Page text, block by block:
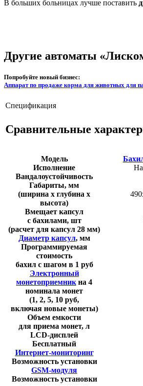
В больших больницах лучше поставить
Другие автоматы
Попробуйте новый бизнес:
Аппарат по продаже корма для животных для
Спецификация
Сравнительные
Модель
Исполнение
Вандалоустойчивость
Габариты, мм
(ширина х глубина х
высота)
Вмещает капсул
с бахилами, шт
(расчет для капсул 28 мм)
Диаметр капсул, мм
Программируемая
стоимость
бахил с шагом в 1 руб
Электронный
монетоприемник на 4
номинала монет
(1, 2, 5, 10 руб,
включая новые монеты)
Объем емкости
для приема монет, л
LCD-дисплей
Бесплатный
Интернет-мониторинг
Возможность установки
GSM-модуля
Возможность установки